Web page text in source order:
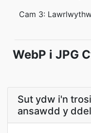
Cam 3:
WebP i JPG
Sut ydw i'n
ansawdd y